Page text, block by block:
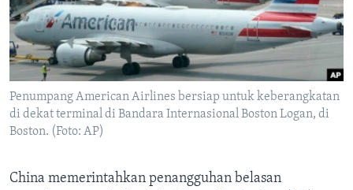
Penumpang American Airlines bersiap untuk keberangkatan
di dekat terminal di Bandara Internasional Boston Logan, di
Boston. (Foto: AP)
China memerintahkan penangguhan belasan